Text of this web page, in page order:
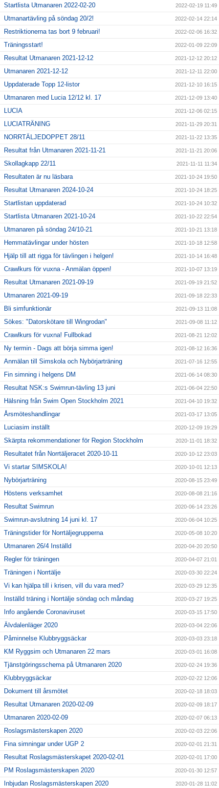
Startlista Utmanaren 2022-02-20 2022-02-19 11:49
Utmanartävling på söndag 20/2! 2022-02-14 22:14
Restriktionerna tas bort 9 februari! 2022-02-06 16:32
Träningsstart! 2022-01-09 22:09
Resultat Utmanaren 2021-12-12 2021-12-12 20:12
Utmanaren 2021-12-12 2021-12-11 22:00
Uppdaterade Topp 12-listor 2021-12-10 16:15
Utmanaren med Lucia 12/12 kl. 17 2021-12-09 13:40
LUCIA 2021-12-06 02:15
LUCIATRÄNING 2021-11-29 20:31
NORRTÄLJEDOPPET 28/11 2021-11-22 13:35
Resultat från Utmanaren 2021-11-21 2021-11-21 20:06
Skollagkapp 22/11 2021-11-11 11:34
Resultaten är nu läsbara 2021-10-24 19:50
Resultat Utmanaren 2024-10-24 2021-10-24 18:25
Startlistan uppdaterad 2021-10-24 10:32
Startlista Utmanaren 2021-10-24 2021-10-22 22:54
Utmanaren på söndag 24/10-21 2021-10-21 13:18
Hemmatävlingar under hösten 2021-10-18 12:58
Hjälp till att rigga för tävlingen i helgen! 2021-10-14 16:48
Crawlkurs för vuxna - Anmälan öppen! 2021-10-07 13:19
Resultat Utmanaren 2021-09-19 2021-09-19 21:52
Utmanaren 2021-09-19 2021-09-18 22:33
Bli simfunktionär 2021-09-13 11:08
Sökes: "Datorskötare till Wingrodan" 2021-09-08 11:12
Crawlkurs för vuxna! Fullbokad 2021-08-21 12:02
Ny termin - Dags att börja simma igen! 2021-08-12 16:36
Anmälan till Simskola och Nybörjarträning 2021-07-16 12:55
Fin simning i helgens DM 2021-06-14 08:30
Resultat NSK:s Swimrun-tävling 13 juni 2021-06-04 22:50
Hälsning från Swim Open Stockholm 2021 2021-04-10 19:32
Årsmöteshandlingar 2021-03-17 13:05
Luciasim inställt 2020-12-09 19:29
Skärpta rekommendationer för Region Stockholm 2020-11-01 18:32
Resultatet från Norrtäljeracet 2020-10-11 2020-10-12 23:03
Vi startar SIMSKOLA! 2020-10-01 12:13
Nybörjarträning 2020-08-15 23:49
Höstens verksamhet 2020-08-08 21:16
Resultat Swimrun 2020-06-14 23:26
Swimrun-avslutning 14 juni kl. 17 2020-06-04 10:25
Träningstider för Norrtäljegrupperna 2020-05-08 10:20
Utmanaren 26/4 Inställd 2020-04-20 20:50
Regler för träningen 2020-04-07 21:01
Träningen i Norrtälje 2020-03-30 22:24
Vi kan hjälpa till i krisen, vill du vara med? 2020-03-29 12:35
Inställd träning i Norrtälje söndag och måndag 2020-03-27 19:25
Info angående Coronaviruset 2020-03-15 17:50
Älvdalenläger 2020 2020-03-04 22:06
Påminnelse Klubbryggsäckar 2020-03-03 23:18
KM Ryggsim och Utmanaren 22 mars 2020-03-01 16:08
Tjänstgöringsschema på Utmanaren 2020 2020-02-24 19:36
Klubbryggsäckar 2020-02-22 12:06
Dokument till årsmötet 2020-02-18 18:03
Resultat Utmanaren 2020-02-09 2020-02-09 18:17
Utmanaren 2020-02-09 2020-02-07 06:13
Roslagsmästerskapen 2020 2020-02-03 22:06
Fina simningar under UGP 2 2020-02-01 21:31
Resultat Roslagsmästerskapet 2020-02-01 2020-02-01 17:00
PM Roslagsmästerskapen 2020 2020-01-30 12:57
Inbjudan Roslagsmästerskapen 2020 2020-01-28 11:02